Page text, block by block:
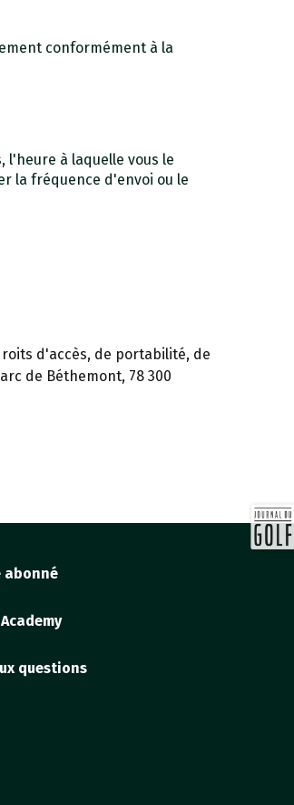
conformément à la
l'heure à laquelle vous le
la fréquence d'envoi ou le
d'accès, de portabilité, de
de Béthemont, 78 300
abonné
Academy
questions